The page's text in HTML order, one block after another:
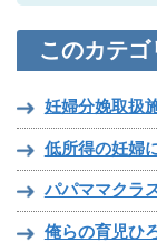
このカテ
妊婦分娩取扱
低所得の妊婦
パパママクラ
俺らの育児ひ